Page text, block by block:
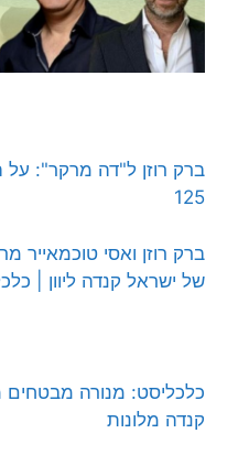
ברק רוזן ל"דה מרקר":
125
ברק רוזן ואסי טוכמאייר
של ישראל קנדה ליוון |
כלכליסט: מנורה
קנדה מלונות